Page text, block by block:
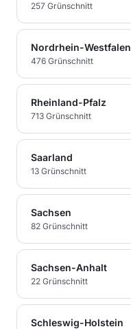
257 Grünschnitt
Nordrhein-Westfalen
476 Grünschnitt
Rheinland-Pfalz
713 Grünschnitt
Saarland
13 Grünschnitt
Sachsen
82 Grünschnitt
Sachsen-Anhalt
22 Grünschnitt
Schleswig-Holstein